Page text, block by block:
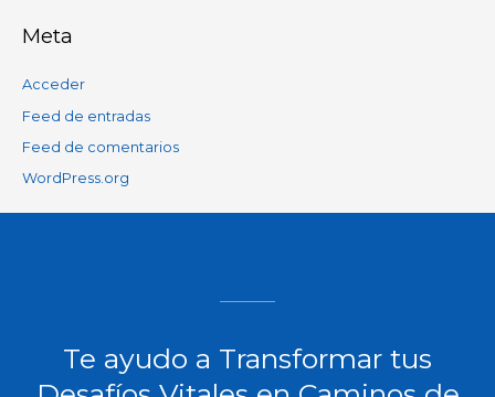
Meta
Acceder
Feed de entradas
Feed de comentarios
WordPress.org
Te ayudo a Transformar tus